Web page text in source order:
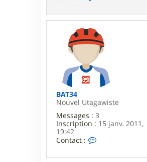
t
c
t
e
B
A
T
4
BAT34
Nouvel Utagawiste
Messages : 3
Inscription : 15 janv. 2011,
19:42
Contact :
n